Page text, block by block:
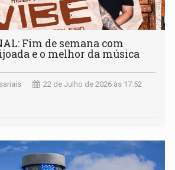
Fim de semana com
e o melhor da música
22 de Julho de 2026 às 17:52